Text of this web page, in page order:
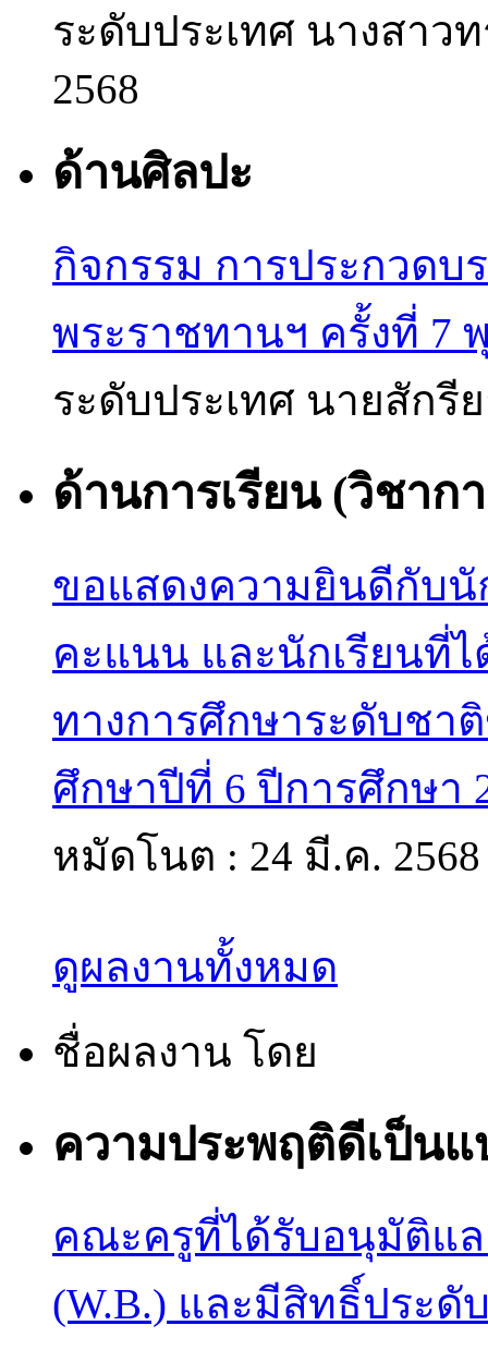
ระดับประเทศ นางสาว
2568
ด้านศิลปะ
กิจกรรม การประกวดบ
พระราชทานฯ ครั้งที่ 7
ระดับประเทศ นายสักรี
ด้านการเรียน (วิชาก
ขอแสดงความยินดีกับนั
คะแนน และนักเรียนที่
ทางการศึกษาระดับชา
ศึกษาปีที่ 6 ปีการศึกษา
หมัดโนต : 24 มี.ค. 2568
ดูผลงานทั้งหมด
ชื่อผลงาน โดย
ความประพฤติดีเป็นแ
คณะครูที่ได้รับอนุมัติแ
(W.B.) และมีสิทธิ์ประดั